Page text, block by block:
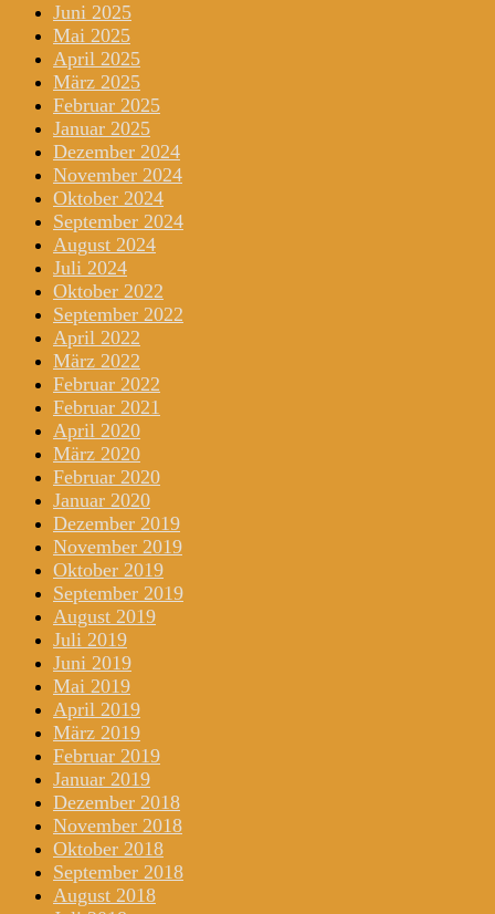
Juni 2025
Mai 2025
April 2025
März 2025
Februar 2025
Januar 2025
Dezember 2024
November 2024
Oktober 2024
September 2024
August 2024
Juli 2024
Oktober 2022
September 2022
April 2022
März 2022
Februar 2022
Februar 2021
April 2020
März 2020
Februar 2020
Januar 2020
Dezember 2019
November 2019
Oktober 2019
September 2019
August 2019
Juli 2019
Juni 2019
Mai 2019
April 2019
März 2019
Februar 2019
Januar 2019
Dezember 2018
November 2018
Oktober 2018
September 2018
August 2018